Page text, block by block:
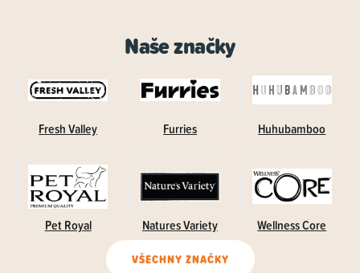
Naše značky
Fresh Valley Furries Huhubamboo
Pet Royal Natures Variety Wellness Core
VŠECHNY ZNAČKY